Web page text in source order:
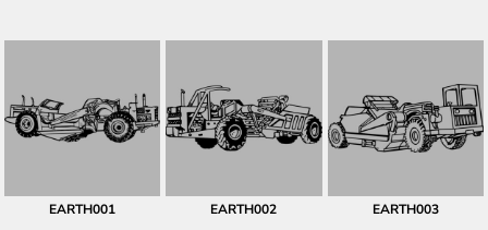
EARTH001 EARTH002 EARTH003